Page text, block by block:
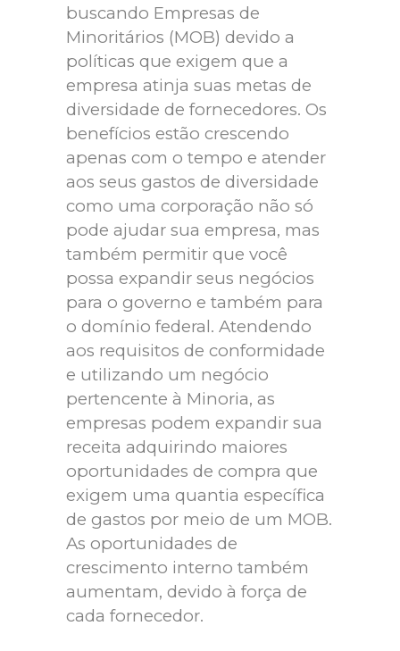
buscando Empresas de
Minoritários (MOB) devido a
políticas que exigem que a
empresa atinja suas metas de
diversidade de fornecedores. Os
benefícios estão crescendo
apenas com o tempo e atender
aos seus gastos de diversidade
como uma corporação não só
pode ajudar sua empresa, mas
também permitir que você
possa expandir seus negócios
para o governo e também para
o domínio federal. Atendendo
aos requisitos de conformidade
e utilizando um negócio
pertencente à Minoria, as
empresas podem expandir sua
receita adquirindo maiores
oportunidades de compra que
exigem uma quantia específica
de gastos por meio de um MOB.
As oportunidades de
crescimento interno também
aumentam, devido à força de
cada fornecedor.